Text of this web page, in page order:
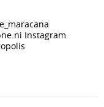
Instagram